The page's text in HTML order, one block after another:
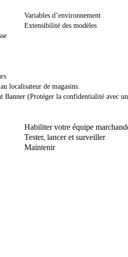
Variables d’environnement
Extensibilité des modèles
localisateur de magasins.
(Protéger la confidentialité avec
Habiliter votre équipe
Tester, lancer et surveiller
Maintenir